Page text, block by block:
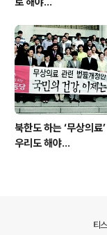
북한도 하는 ‘무상의료
우리도 해야...
티